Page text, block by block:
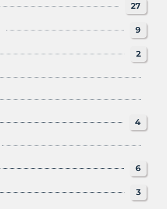
27
9
2
4
6
3